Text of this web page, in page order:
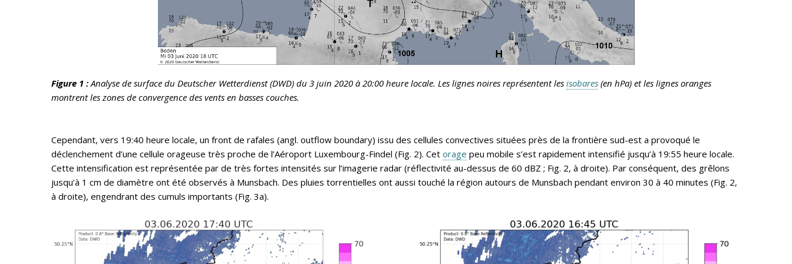
Figure 1 : Analyse de surface du Deutscher Wetterdienst (DWD) du 3 juin 2020 à 20:00 heure locale. Les lignes noires représentent les isobares (en hPa) et les lignes oranges
montrent les zones de convergence des vents en basses couches.
Cependant, vers 19:40 heure locale, un front de rafales (angl. outflow boundary) issu des cellules convectives situées près de la frontière sud-est a provoqué le
déclenchement d’une cellule orageuse très proche de l’Aéroport Luxembourg-Findel (Fig. 2). Cet orage peu mobile s’est rapidement intensifié jusqu’à 19:55 heure locale.
Cette intensification est représentée par de très fortes intensités sur l’imagerie radar (réflectivité au-dessus de 60 dBZ ; Fig. 2, à droite). Par conséquent, des grêlons
jusqu’à 1 cm de diamètre ont été observés à Munsbach. Des pluies torrentielles ont aussi touché la région autours de Munsbach pendant environ 30 à 40 minutes (Fig. 2,
à droite), engendrant des cumuls importants (Fig. 3a).